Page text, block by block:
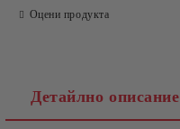
Оцени продукта
Детайлно описание